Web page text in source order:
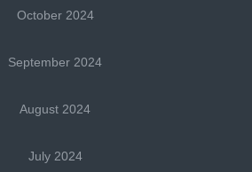
October 2024
September 2024
August 2024
July 2024